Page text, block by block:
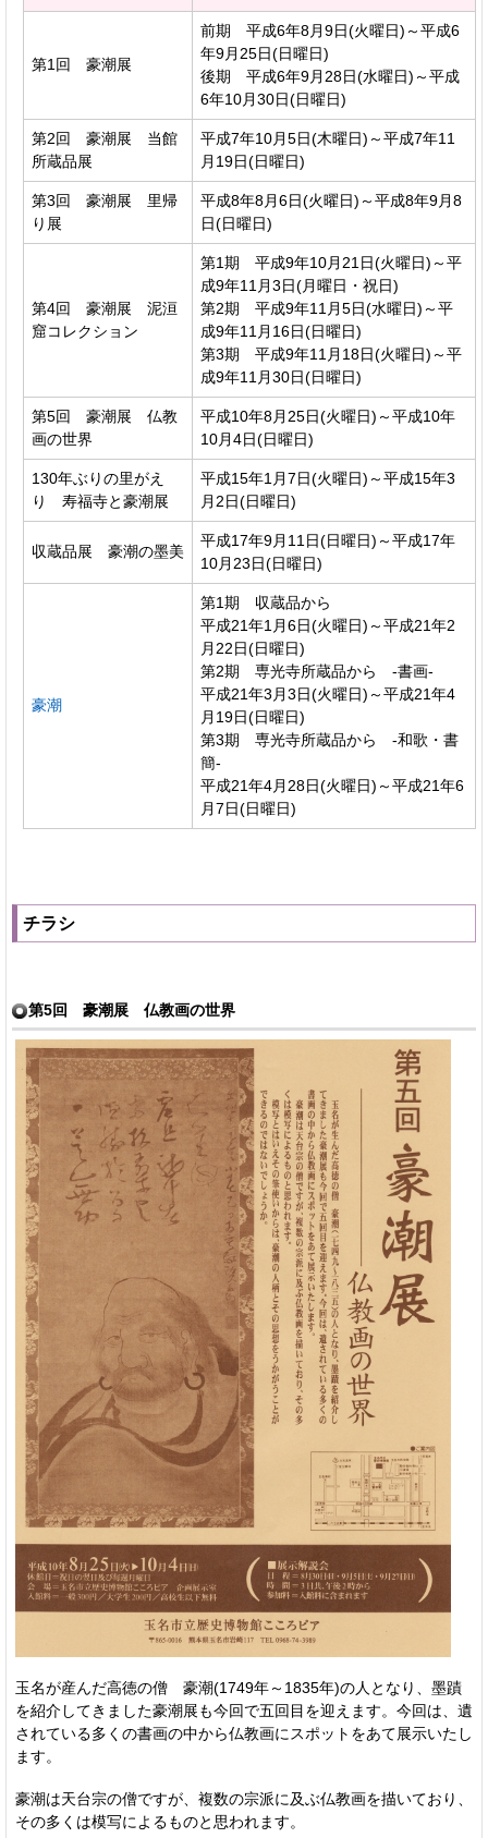
第1回 豪潮展
前期 平成6年8月9日(火曜日)～平成6
年9月25日(日曜日)
後期 平成6年9月28日(水曜日)～平成
6年10月30日(日曜日)
第2回 豪潮展 当館
所蔵品展
平成7年10月5日(木曜日)～平成7年11
月19日(日曜日)
第3回 豪潮展 里帰
り展
平成8年8月6日(火曜日)～平成8年9月8
日(日曜日)
第4回 豪潮展 泥洹
窟コレクション
第1期 平成9年10月21日(火曜日)～平
成9年11月3日(月曜日・祝日)
第2期 平成9年11月5日(水曜日)～平
成9年11月16日(日曜日)
第3期 平成9年11月18日(火曜日)～平
成9年11月30日(日曜日)
第5回 豪潮展 仏教
画の世界
平成10年8月25日(火曜日)～平成10年
10月4日(日曜日)
130年ぶりの里がえ
り 寿福寺と豪潮展
平成15年1月7日(火曜日)～平成15年3
月2日(日曜日)
収蔵品展 豪潮の墨美
平成17年9月11日(日曜日)～平成17年
10月23日(日曜日)
豪潮
第1期 収蔵品から
平成21年1月6日(火曜日)～平成21年2
月22日(日曜日)
第2期 専光寺所蔵品から ‐書画‐
平成21年3月3日(火曜日)～平成21年4
月19日(日曜日)
第3期 専光寺所蔵品から ‐和歌・書
簡‐
平成21年4月28日(火曜日)～平成21年6
月7日(日曜日)
チラシ
第5回 豪潮展 仏教画の世界
玉名が産んだ高徳の僧 豪潮(1749年～1835年)の人となり、墨蹟
を紹介してきました豪潮展も今回で五回目を迎えます。今回は、遺
されている多くの書画の中から仏教画にスポットをあて展示いたし
ます。
豪潮は天台宗の僧ですが、複数の宗派に及ぶ仏教画を描いており、
その多くは模写によるものと思われます。